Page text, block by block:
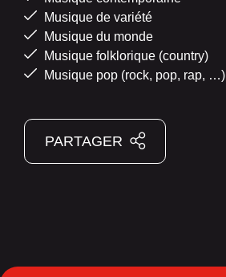
Musique de variété
Musique du monde
Musique folklorique (country)
Musique pop (rock, pop, rap, …)
PARTAGER